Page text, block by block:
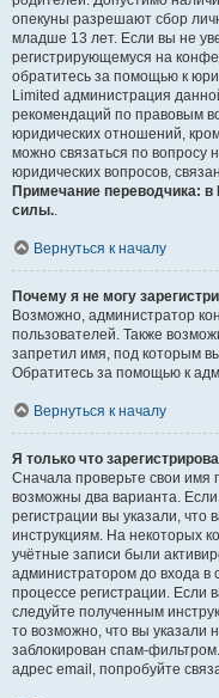
опекуны разрешают сбор
младше 13 лет. Если вы не
регистрирующемуся на
обратитесь за помощью к
Limited администрация
рекомендаций по правовым
юридических отношений,
можно связаться по вопросу
юридических вопросов,
Примечание переводчика:
силы..
Вернуться к началу
Почему я не могу
Возможно, администратор
пользователей. Также
запретил имя, под которым
Обратитесь за помощью к
Вернуться к началу
Я только что
Сначала проверьте свои имя
возможны два варианта.
регистрации вы указали,
инструкциям. На некоторых
учётные записи были
администратором до входа
процессе регистрации.
следуйте полученным
то возможно, что вы указали
заблокирован спам-
адрес email, попробуйте